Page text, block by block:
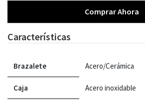
Comprar Ahora
Características
Brazalete Acero/Cerámica
Caja Acero inoxidable